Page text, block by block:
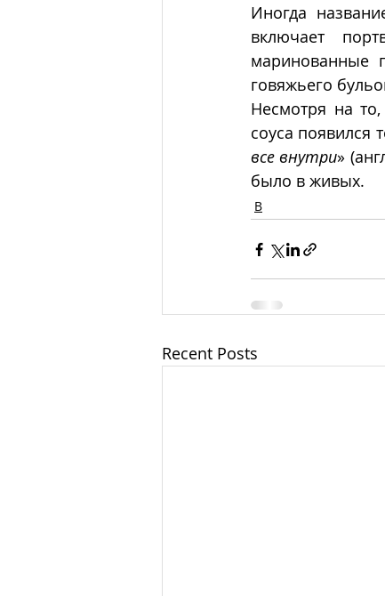
Иногда
включает
маринованные
говяжьего
Несмотря на
соуса появился
все внутри»
было в живых.
В
Recent Posts